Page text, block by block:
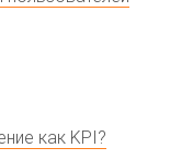
как KPI?